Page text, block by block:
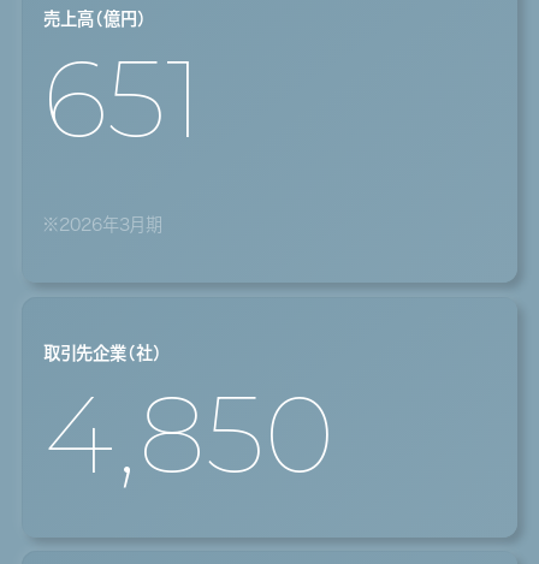
売上高（億円）
651
※2026年3月期
取引先企業（社）
4,850